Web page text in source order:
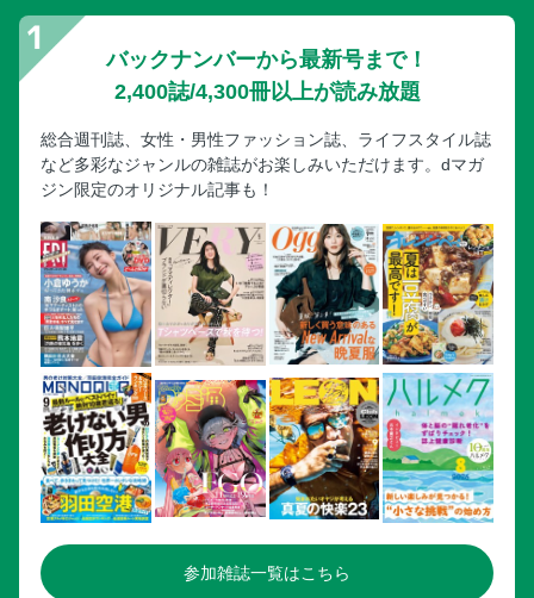
バックナンバーから最新号まで！
2,400誌/4,300冊以上が読み放題
総合週刊誌、女性・男性ファッション誌、ライフスタイル誌
など多彩なジャンルの雑誌がお楽しみいただけます。dマガ
ジン限定のオリジナル記事も！
参加雑誌一覧はこちら